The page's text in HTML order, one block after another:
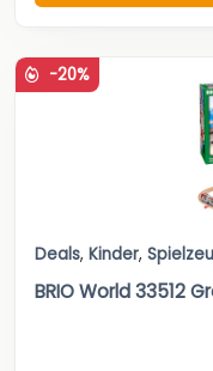
-20%
Deals, Kinder,
BRIO World 33512